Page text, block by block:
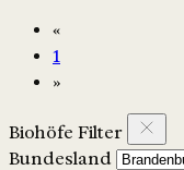
«
1
»
Biohöfe Filter
Bundesland